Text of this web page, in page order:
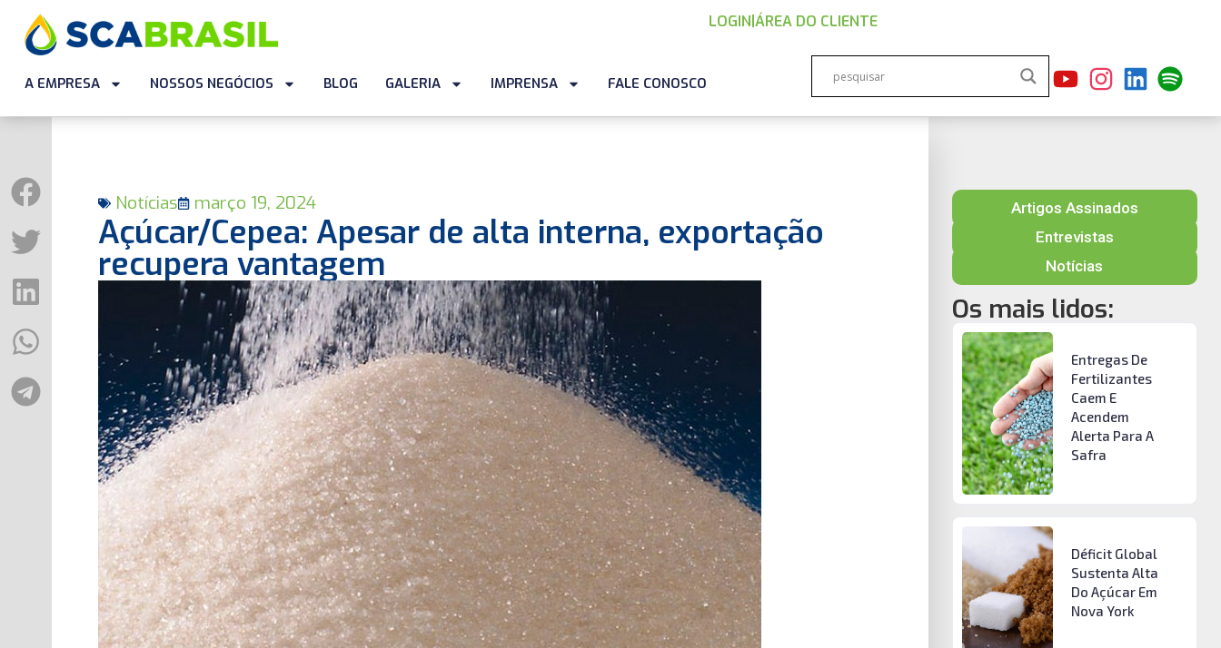
LOGIN |ÁREA DO CLIENTE
A EMPRESA NOSSOS NEGÓCIOS BLOG GALERIA IMPRENSA FALE CONOSCO
Notícias março 19, 2024
Açúcar/Cepea: Apesar de alta interna, exportação
recupera vantagem
Artigos Assinados
Entrevistas
Notícias
Os mais lidos:
Entregas De
Fertilizantes
Caem E
Acendem
Alerta Para A
Safra
Déficit Global
Sustenta Alta
Do Açúcar Em
Nova York